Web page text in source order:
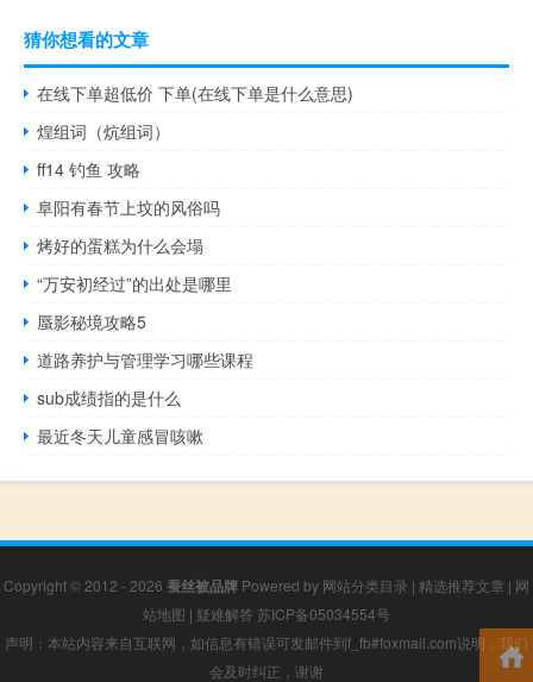
猜你想看的文章
在线下单超低价 下单(在线下单是什么意思)
煌组词（炕组词）
ff14 钓鱼 攻略
阜阳有春节上坟的风俗吗
烤好的蛋糕为什么会塌
“万安初经过”的出处是哪里
蜃影秘境攻略5
道路养护与管理学习哪些课程
sub成绩指的是什么
最近冬天儿童感冒咳嗽
Copyright © 2012 - 2026 蚕丝被品牌 Powered by 网站分类目录 | 精选推荐文章 | 网
站地图 | 疑难解答 苏ICP备05034554号
声明：本站内容来自互联网，如信息有错误可发邮件到f_fb#foxmail.com说明，我们
会及时纠正，谢谢